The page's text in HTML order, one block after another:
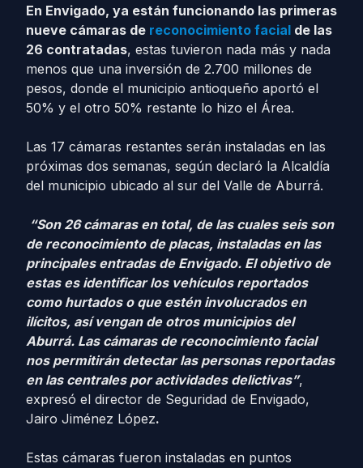
En Envigado, ya están funcionando las primeras
nueve cámaras de reconocimiento facial de las
26 contratadas, estas tuvieron nada más y nada
menos que una inversión de 2.700 millones de
pesos, donde el municipio antioqueño aportó el
50% y el otro 50% restante lo hizo el Área.
Las 17 cámaras restantes serán instaladas en las
próximas dos semanas, según declaró la Alcaldía
del municipio ubicado al sur del Valle de Aburrá.
“Son 26 cámaras en total, de las cuales seis son
de reconocimiento de placas, instaladas en las
principales entradas de Envigado. El objetivo de
estas es identificar los vehículos reportados
como hurtados o que estén involucrados en
ilícitos, así vengan de otros municipios del
Aburrá. Las cámaras de reconocimiento facial
nos permitirán detectar las personas reportadas
en las centrales por actividades delictivas”,
expresó el director de Seguridad de Envigado,
Jairo Jiménez López.
Estas cámaras fueron instaladas en puntos